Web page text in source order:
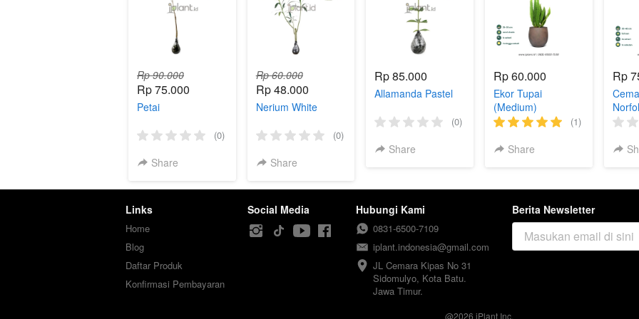
Rp 90.000
Rp 75.000
Petai
(0)
Share
Rp 60.000
Rp 48.000
Nerium White
(0)
Share
Rp 85.000
Allamanda Pastel
(0)
Share
Rp 60.000
Ekor Tupai
(Medium)
(1)
Share
Rp
Links
Home
Blog
Daftar Produk
Konfirmasi Pembayaran
Social Media Hubungi Kami
0831-6500-7109
iplant.indonesia@gmail.com
JL Cemara Kipas No 31
Sidomulyo, Kota Batu.
Jawa Timur.
Berita Newsletter
@2026 iPlant Inc.